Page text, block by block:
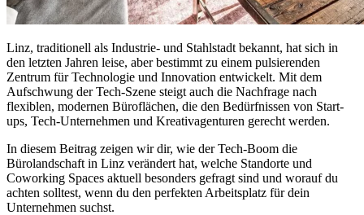
Linz, traditionell als Industrie- und Stahlstadt bekannt, hat sich in
den letzten Jahren leise, aber bestimmt zu einem pulsierenden
Zentrum für Technologie und Innovation entwickelt. Mit dem
Aufschwung der Tech-Szene steigt auch die Nachfrage nach
flexiblen, modernen Büroflächen, die den Bedürfnissen von Start-
ups, Tech-Unternehmen und Kreativagenturen gerecht werden.
In diesem Beitrag zeigen wir dir, wie der Tech-Boom die
Bürolandschaft in Linz verändert hat, welche Standorte und
Coworking Spaces aktuell besonders gefragt sind und worauf du
achten solltest, wenn du den perfekten Arbeitsplatz für dein
Unternehmen suchst.